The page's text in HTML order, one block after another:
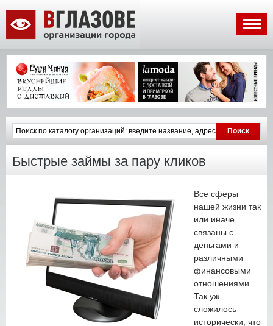
Быстрые займы за пару кликов
Все сферы
нашей жизни так
или иначе
связаны с
деньгами и
различными
финансовыми
отношениями.
Так уж
сложилось
исторически, что